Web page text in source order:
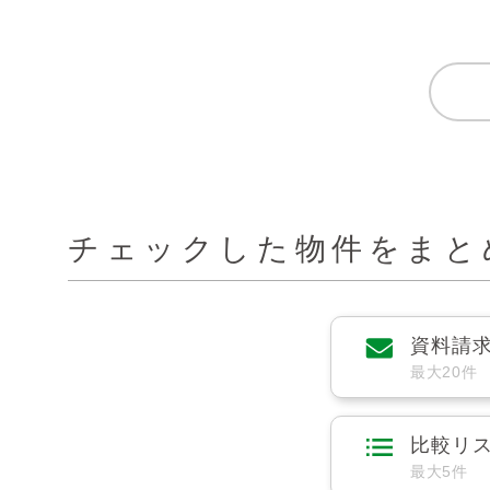
チェックした物件をまと
資料請
最大20件
比較リ
最大5件